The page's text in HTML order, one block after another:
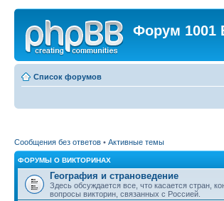
Форум 1001
Список форумов
Сообщения без ответов • Активные темы
ФОРУМЫ О ВИКТОРИНАХ
География и страноведение
Здесь обсуждается все, что касается стран,
вопросы викторин, связанных с Россией.